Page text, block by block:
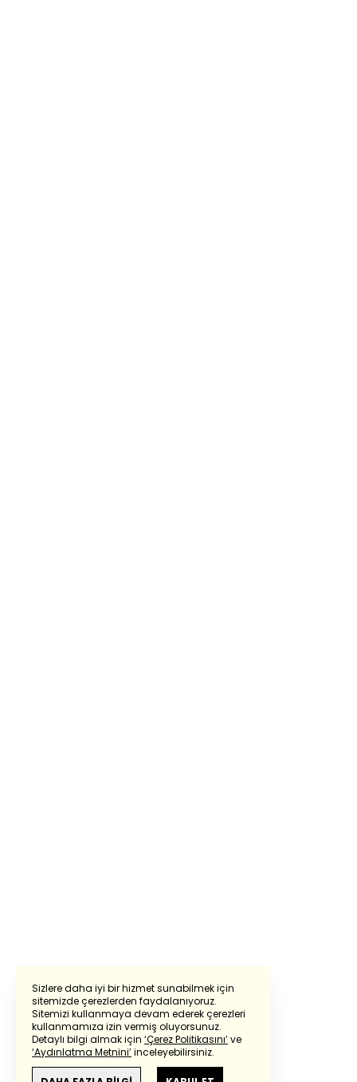
Sizlere daha iyi bir hizmet sunabilmek için
sitemizde çerezlerden faydalanıyoruz.
Sitemizi kullanmaya devam ederek çerezleri
kullanmamıza izin vermiş oluyorsunuz.
Detaylı bilgi almak için ‘Çerez Politikasını’ve
‘Aydınlatma Metnini’inceleyebilirsiniz.